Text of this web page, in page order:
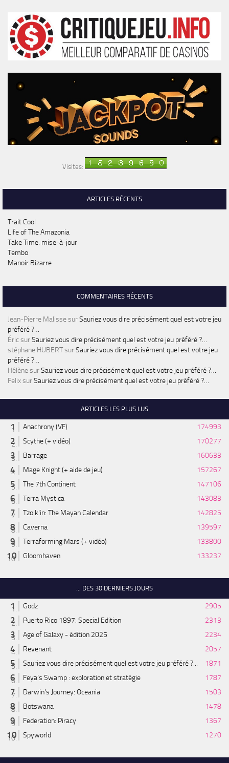
Visites:
ARTICLES RÉCENTS
Trait Cool
Life of The Amazonia
Take Time: mise-à-jour
Tembo
Manoir Bizarre
COMMENTAIRES RÉCENTS
Jean-Pierre MalissesurSauriez vous dire précisément quel est votre jeu
préféré ?…
ÉricsurSauriez vous dire précisément quel est votre jeu préféré ?…
stéphane HUBERTsurSauriez vous dire précisément quel est votre jeu
préféré ?…
HélènesurSauriez vous dire précisément quel est votre jeu préféré ?…
FelixsurSauriez vous dire précisément quel est votre jeu préféré ?…
ARTICLES LES PLUS LUS
Anachrony (VF)
174993
Scythe (+ vidéo)
170277
Barrage
160633
Mage Knight (+ aide de jeu)
157267
The 7th Continent
147106
Terra Mystica
143083
Tzolk'in: The Mayan Calendar
142825
Caverna
139597
Terraforming Mars (+ vidéo)
133800
Gloomhaven
133237
... DES 30 DERNIERS JOURS
Godz
2905
Puerto Rico 1897: Special Edition
2313
Age of Galaxy - édition 2025
2234
Revenant
2057
Sauriez vous dire précisément quel est votre jeu préféré ?...
1871
Feya’s Swamp : exploration et stratégie
1787
Darwin's Journey: Oceania
1503
Botswana
1478
Federation: Piracy
1367
Spyworld
1270